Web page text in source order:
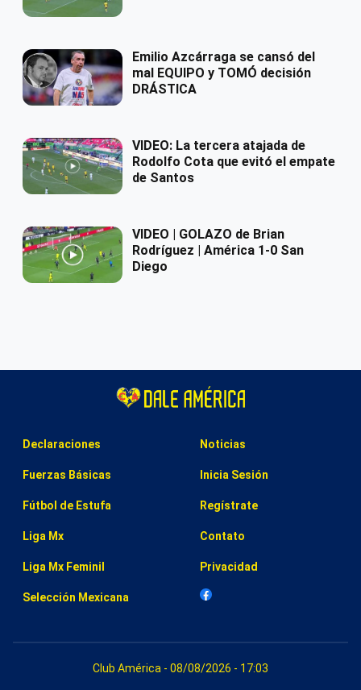
Emilio Azcárraga se cansó del
mal EQUIPO y TOMÓ decisión
DRÁSTICA
VIDEO: La tercera atajada de
Rodolfo Cota que evitó el empate
de Santos
VIDEO | GOLAZO de Brian
Rodríguez | América 1-0 San
Diego
Declaraciones
Fuerzas Básicas
Fútbol de Estufa
Liga Mx
Liga Mx Feminil
Selección Mexicana
Noticias
Inicia Sesión
Regístrate
Contato
Privacidad
Club América - 08/08/2026 - 17:03